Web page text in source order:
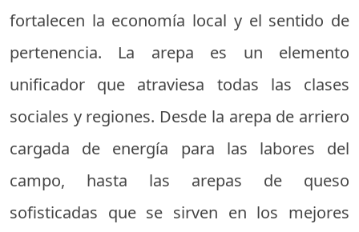
fortalecen la economía local y el sentido de
pertenencia. La arepa es un elemento
unificador que atraviesa todas las clases
sociales y regiones. Desde la arepa de arriero
cargada de energía para las labores del
campo, hasta las arepas de queso
sofisticadas que se sirven en los mejores